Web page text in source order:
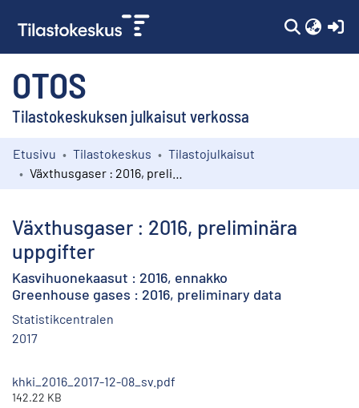
OTOS
Tilastokeskuksen julkaisut verkossa
Kokoelmat
Etusivu Tilastokeskus
Tilastojulkaisut
Växthusgaser : 2016, preliminära
uppgifter
Kasvihuonekaasut : 2016, ennakko
Greenhouse gases : 2016, preliminary data
Statistikcentralen
2017
khki_2016_2017-12-08_sv.pdf
142.22 KB